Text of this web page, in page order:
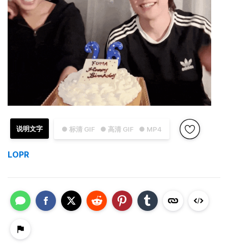
● 标清 GIF ● 高清 GIF ● MP4
说明文字
LOPR